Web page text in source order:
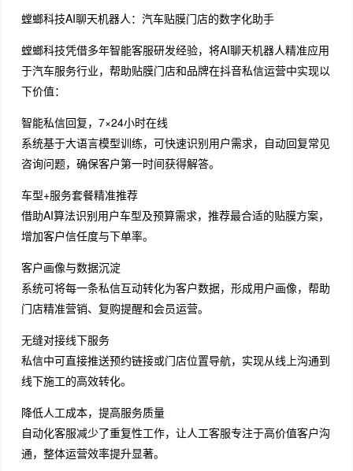
螳螂科技AI聊天机器人：汽车贴膜门店的数字化助手
螳螂科技凭借多年智能客服研发经验，将AI聊天机器人精准应用
于汽车服务行业，帮助贴膜门店和品牌在抖音私信运营中实现以
下价值：
智能私信回复，7×24小时在线
系统基于大语言模型训练，可快速识别用户需求，自动回复常见
咨询问题，确保客户第一时间获得解答。
车型+服务套餐精准推荐
借助AI算法识别用户车型及预算需求，推荐最合适的贴膜方案，
增加客户信任度与下单率。
客户画像与数据沉淀
系统可将每一条私信互动转化为客户数据，形成用户画像，帮助
门店精准营销、复购提醒和会员运营。
无缝对接线下服务
私信中可直接推送预约链接或门店位置导航，实现从线上沟通到
线下施工的高效转化。
降低人工成本，提高服务质量
自动化客服减少了重复性工作，让人工客服专注于高价值客户沟
通，整体运营效率提升显著。